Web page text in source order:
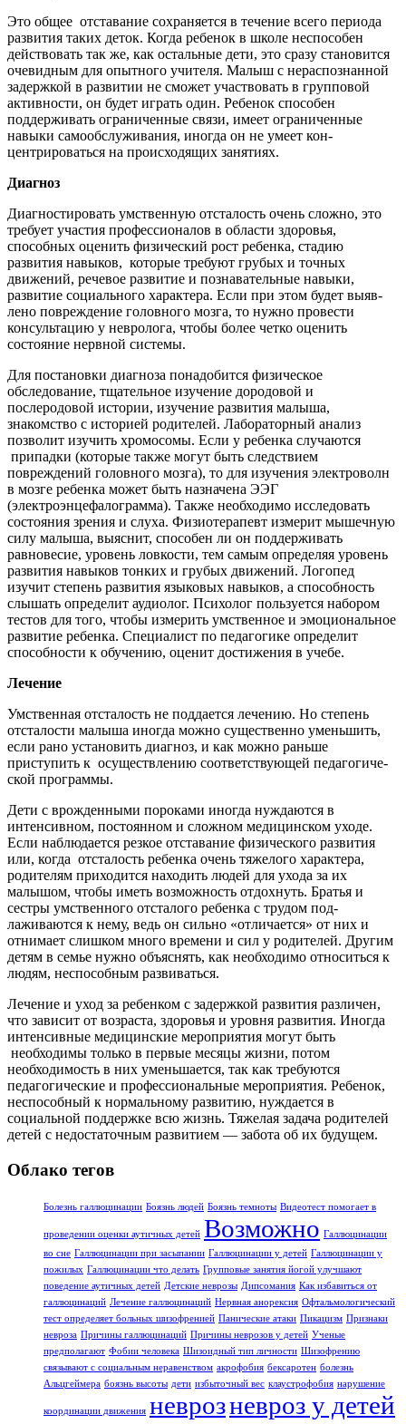
Это общее отста­вание сохраняется в течение всего периода
раз­вития таких деток. Когда ребенок в школе неспособен
действовать так же, как остальные дети, это сразу становится
очевидным для опытного учителя. Малыш с нераспознанной
задер­жкой в развитии не сможет участвовать в групповой
активности, он будет играть один. Ребенок способен
поддерживать ог­раниченные связи, имеет ог­раниченные
навыки самообслуживания, иногда он не умеет кон­
центрироваться на происходящих занятиях.
Диагноз
Диагностировать умственную отста­лость очень сложно, это
требует участия профессионалов в области здоровья,
способных оценить физический рост ребенка, стадию
развития на­выков, которые требуют грубых и точных
движений, речевое раз­витие и познавательные навыки,
развитие социального характера. Если при этом будет выяв­
лено повреждение головного мозга, то нужно провести
консультацию у невролога, чтобы более четко оценить
состояние нерв­ной системы.
Для постановки диагноза понадобится физическое
обследование, тщательное изучение дородовой и
послеродовой истории, изучение развития малыша,
знакомство с историей родителей. Лабораторный анализ
позволит изучить хромосомы. Если у ребенка случаются
припадки (которые также могут быть следствием
повреждений головно­го мозга), то для изучения электроволн
в мозге ребенка может быть назначена ЭЭГ
(электроэнцефалограмма). Также необходимо исследовать
состояния зрения и слуха. Физиотерапевт измерит мышечную
силу малыша, выяснит, способен ли он поддерживать
равновесие, уровень ловкости, тем самым определяя уровень
развития навы­ков тонких и грубых движений. Логопед
изучит степень раз­вития языковых навыков, а способ­ность
слышать определит аудиолог. Психолог пользуется набором
тестов для того, чтобы измерить умственное и эмоциональное
развитие ребенка. Специалист по педагогике определит
способности к обучению, оценит достижения в учебе.
Лечение
Умственная отсталость не поддается лечению. Но степень
отсталости малыша иног­да можно существенно уменьшить,
если рано установить диагноз, и как можно раньше
приступить к осуществлению соответствующей педагогиче­
ской программы.
Дети с врожденными пороками иногда нуждаются в
интенсивном, постоянном и сложном медицинском уходе.
Если наблюдается резкое отставание физического развития
или, когда отста­лость ребенка очень тяжелого характера,
роди­телям приходится находить людей для ухода за их
малышом, чтобы иметь возможность отдохнуть. Братья и
сестры умственного отсталого ребенка с трудом под­
лаживаются к нему, ведь он сильно «от­личается» от них и
отнимает слишком много времени и сил у родителей. Другим
детям в семье нужно объяснять, как необходимо относиться к
людям, неспособным развиваться.
Лечение и уход за ребенком с задержкой развития различен,
что зависит от возраста, здоровья и уровня развития. Иногда
интенсивные меди­цинские мероприятия могут быть
необходимы только в первые месяцы жизни, потом
необходимость в них умень­шается, так как требуются
педагогические и профес­сиональные мероприятия. Ребенок,
неспособный к нормальному развитию, нуждается в
социальной поддержке всю жизнь. Тяжелая задача родителей
детей с недостаточ­ным развитием — забота об их будущем.
Облако тегов
Болезнь галлюцинации Боязнь людей Боязнь темноты Видеотест помогает в
проведении оценки аутичных детей Возможно Галлюцинации
во сне Галлюцинации при засыпании Галлюцинации у детей Галлюцинации у
пожилых Галлюцинации что делать Групповые занятия йогой улучшают
поведение аутичных детей Детские неврозы Дипсомания Как избавиться от
галлюцинаций Лечение галлюцинаций Нервная анорексия Офтальмологический
тест определяет больных шизофренией Панические атаки Пикацизм Признаки
невроза Причины галлюцинаций Причины неврозов у детей Ученые
предполагают Фобии человека Шизоидный тип личности Шизофрению
связывают с социальным неравенством акрофобия бексаротен болезнь
Альцгеймера боязнь высоты дети избыточный вес клаустрофобия нарушение
координации движения неврозневроз у детей